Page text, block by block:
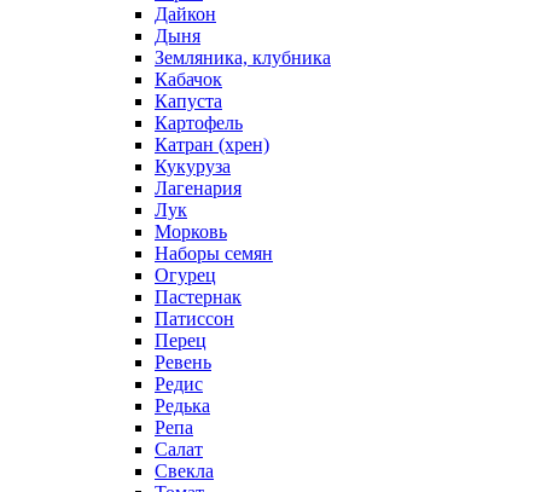
Дайкон
Дыня
Земляника, клубника
Кабачок
Капуста
Картофель
Катран (хрен)
Кукуруза
Лагенария
Лук
Морковь
Наборы семян
Огурец
Пастернак
Патиссон
Перец
Ревень
Редис
Редька
Репа
Салат
Свекла